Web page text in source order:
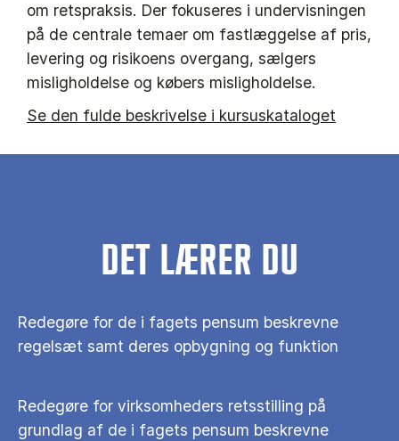
om retspraksis. Der fokuseres i undervisningen
på de centrale temaer om fastlæggelse af pris,
levering og risikoens overgang, sælgers
misligholdelse og købers misligholdelse.
Se den fulde beskrivelse i kursuskataloget
DET LÆRER DU
Redegøre for de i fagets pensum beskrevne
regelsæt samt deres opbygning og funktion
Redegøre for virksomheders retsstilling på
grundlag af de i fagets pensum beskrevne